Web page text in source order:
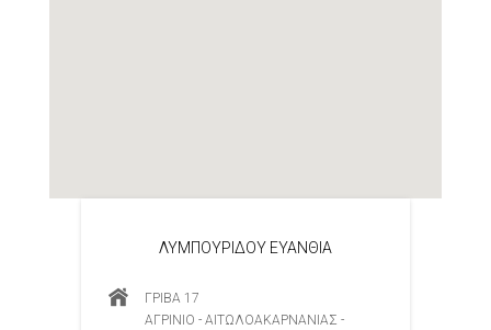
ΛΥΜΠΟΥΡΙΔΟΥ ΕΥΑΝΘΙΑ
ΓΡΙΒΑ 17
ΑΓΡΙΝΙΟ - ΑΙΤΩΛΟΑΚΑΡΝΑΝΙΑΣ -